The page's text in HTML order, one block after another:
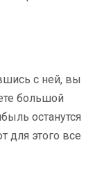
с ней, вы
большой
останутся
для этого все